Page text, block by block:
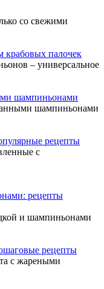
со свежими
крабовых палочек
– универсальное
шампиньонами
шампиньонами
рецепты
с
рецепты
и шампиньонами
рецепты
с жареными